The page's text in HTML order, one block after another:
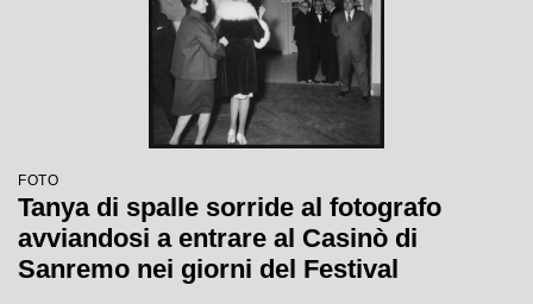
FOTO
Tanya di spalle sorride al fotografo
avviandosi a entrare al Casinò di
Sanremo nei giorni del Festival